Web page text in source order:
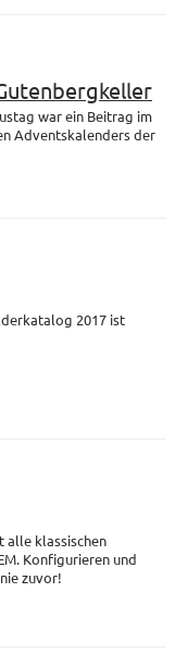
war ein Beitrag im
Adventskalenders der
2017 ist
alle klassischen
Konfigurieren und
zuvor!